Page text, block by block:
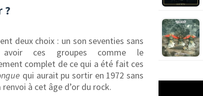
?
deux choix : un son seventies sans
avoir ces groupes comme le
complet de ce qui a été fait ces
qui aurait pu sortir en 1972 sans
à cet âge d’or du rock.